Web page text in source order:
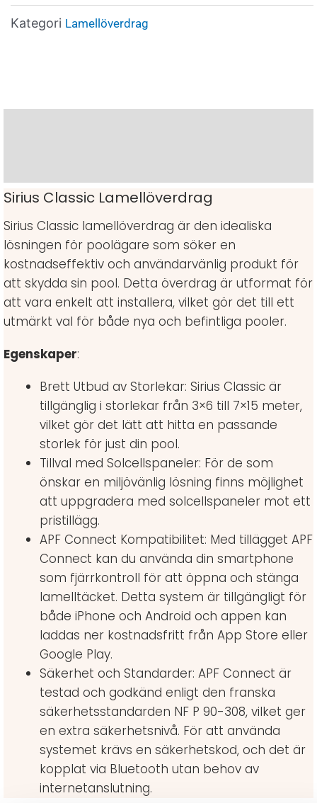
Kategori Lamellöverdrag
Sirius Classic Lamellöverdrag
Sirius Classic lamellöverdrag är den idealiska
lösningen för poolägare som söker en
kostnadseffektiv och användarvänlig produkt för
att skydda sin pool. Detta överdrag är utformat för
att vara enkelt att installera, vilket gör det till ett
utmärkt val för både nya och befintliga pooler.
Egenskaper:
Brett Utbud av Storlekar: Sirius Classic är
tillgänglig i storlekar från 3×6 till 7×15 meter,
vilket gör det lätt att hitta en passande
storlek för just din pool.
Tillval med Solcellspaneler: För de som
önskar en miljövänlig lösning finns möjlighet
att uppgradera med solcellspaneler mot ett
pristillägg.
APF Connect Kompatibilitet: Med tillägget APF
Connect kan du använda din smartphone
som fjärrkontroll för att öppna och stänga
lamelltäcket. Detta system är tillgängligt för
både iPhone och Android och appen kan
laddas ner kostnadsfritt från App Store eller
Google Play.
Säkerhet och Standarder: APF Connect är
testad och godkänd enligt den franska
säkerhetsstandarden NF P 90-308, vilket ger
en extra säkerhetsnivå. För att använda
systemet krävs en säkerhetskod, och det är
kopplat via Bluetooth utan behov av
internetanslutning.